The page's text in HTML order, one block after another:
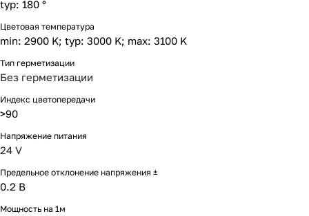
typ: 180 °
Цветовая температура
min: 2900 K; typ: 3000 K; max: 3100 K
Тип герметизации
Без герметизации
Индекс цветопередачи
>90
Напряжение питания
24 V
Предельное отклонение напряжения ±
0.2 В
Мощность на 1м